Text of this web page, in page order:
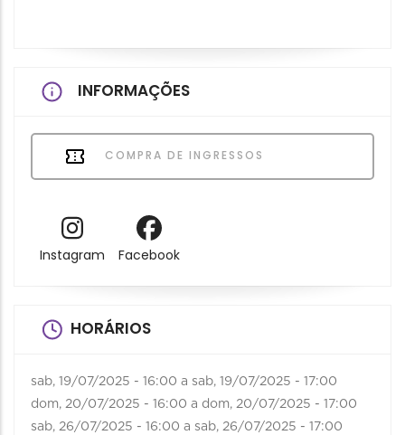
INFORMAÇÕES
COMPRA DE INGRESSOS
Instagram Facebook
HORÁRIOS
sab, 19/07/2025 - 16:00 a sab, 19/07/2025 - 17:00
dom, 20/07/2025 - 16:00 a dom, 20/07/2025 - 17:00
sab, 26/07/2025 - 16:00 a sab, 26/07/2025 - 17:00